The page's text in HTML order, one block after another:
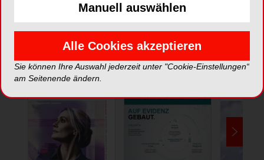
ePaper
Manuell auswählen
Alle Cookies akzeptieren
Sie können Ihre Auswahl jederzeit unter "Cookie-Einstellungen“
am Seitenende ändern.